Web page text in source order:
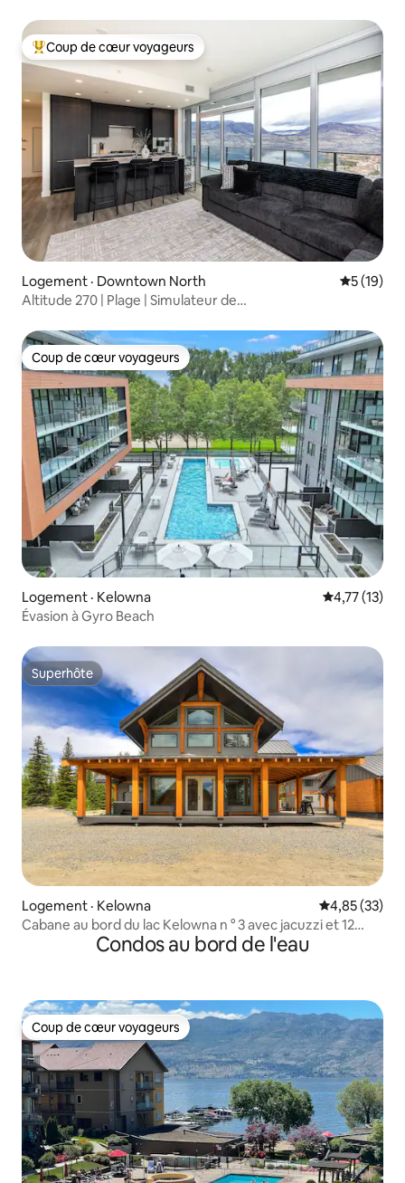
Coup de cœur voyageurs parmi les plus aimés
Coup de cœur voyageurs
Logement · Downtown North Note
5 (19)
Altitude 270 | Plage | Simulateur de
Coup de cœur voyageurs
Coup de cœur voyageurs
Logement · Kelowna Note
4,77 (13)
Évasion à Gyro Beach
Superhôte
Superhôte
Logement · Kelowna Note
4,85 (33)
Cabane au bord du lac Kelowna n ° 3 avec jacuzzi et 12
Condos au bord de l'eau
Coup de cœur voyageurs
Coup de cœur voyageurs